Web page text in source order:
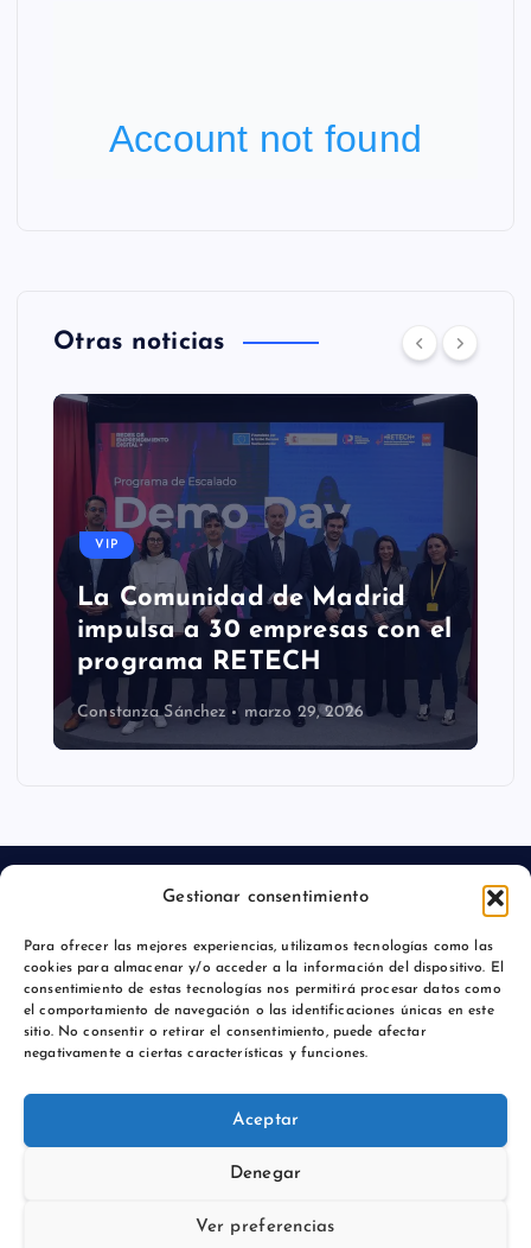
Gestionar consentimiento
Para ofrecer las mejores experiencias, utilizamos tecnologías como las
cookies para almacenar y/o acceder a la información del dispositivo. El
consentimiento de estas tecnologías nos permitirá procesar datos como
el comportamiento de navegación o las identificaciones únicas en este
sitio. No consentir o retirar el consentimiento, puede afectar
negativamente a ciertas características y funciones.
Aceptar
Denegar
Ver preferencias
Otras noticias
VIP
La Comunidad de Madrid
impulsa a 30 empresas con el
programa RETECH
Constanza Sánchez marzo 29, 2026
Aviso legal
Política de privacidad
Copyright © 2026 Comunicación y Marcas |